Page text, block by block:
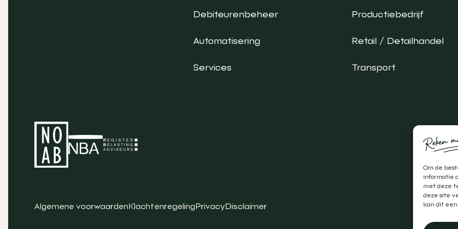
Om de
informatie
met deze
deze site
kan dit
Debiteurenbeheer
Automatisering
Services
Productiebedrijf
Retail / Detailhandel
Transport
Algemene voorwaardenKlachtenregelingPrivacyDisclaimer